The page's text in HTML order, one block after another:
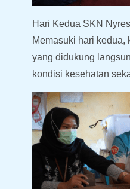
Hari Kedua SKN
Memasuki hari
yang didukung
kondisi kesehatan